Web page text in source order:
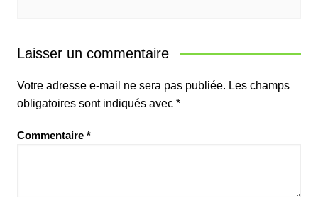
Laisser un commentaire
Votre adresse e-mail ne sera pas publiée. Les champs
obligatoires sont indiqués avec *
Commentaire *